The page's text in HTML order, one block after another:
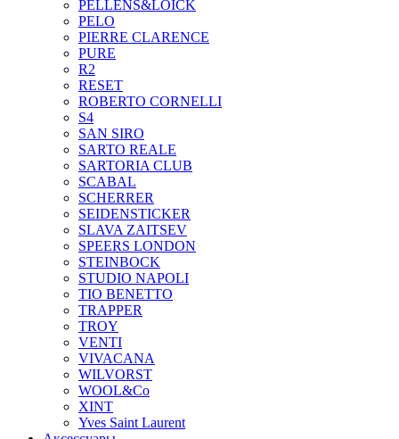
PELLENS&LOICK
PELO
PIERRE CLARENCE
PURE
R2
RESET
ROBERTO CORNELLI
S4
SAN SIRO
SARTO REALE
SARTORIA CLUB
SCABAL
SCHERRER
SEIDENSTICKER
SLAVA ZAITSEV
SPEERS LONDON
STEINBOCK
STUDIO NAPOLI
TIO BENETTO
TRAPPER
TROY
VENTI
VIVACANA
WILVORST
WOOL&Co
XINT
Yves Saint Laurent